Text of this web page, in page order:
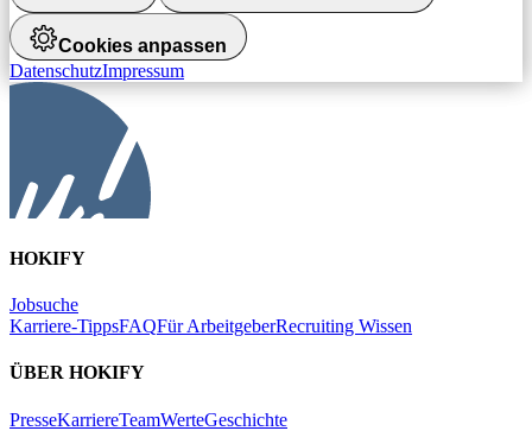
Cookies anpassen
DatenschutzImpressum
HOKIFY
Jobsuche
Karriere-TippsFAQFür ArbeitgeberRecruiting Wissen
ÜBER HOKIFY
PresseKarriereTeamWerteGeschichte